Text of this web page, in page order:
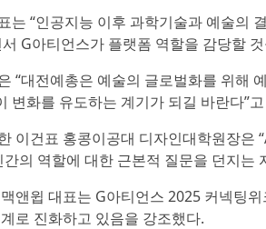
는 “인공지능 이후 과학기술과 예술의
G아티언스가 플랫폼 역할을 감당할
“대전예총은 예술의 글로벌화를 위해
변화를 유도하는 계기가 되길 바란다”
이건표 홍콩이공대 디자인대학원장은
의 역할에 대한 근본적 질문을 던지는
앤윕 대표는 G아티언스 2025 커넥팅
로 진화하고 있음을 강조했다.